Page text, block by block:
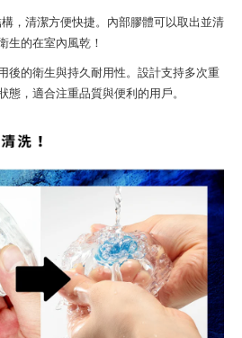
，清潔方便快捷。內部膠體可以取出並清
生的在室內風乾！
後的衛生與持久耐用性。設計支持多次重
，適合注重品質與便利的用戶。